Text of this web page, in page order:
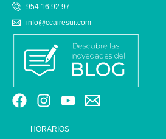
954 16 92 97
info@ccairesur.com
HORARIOS